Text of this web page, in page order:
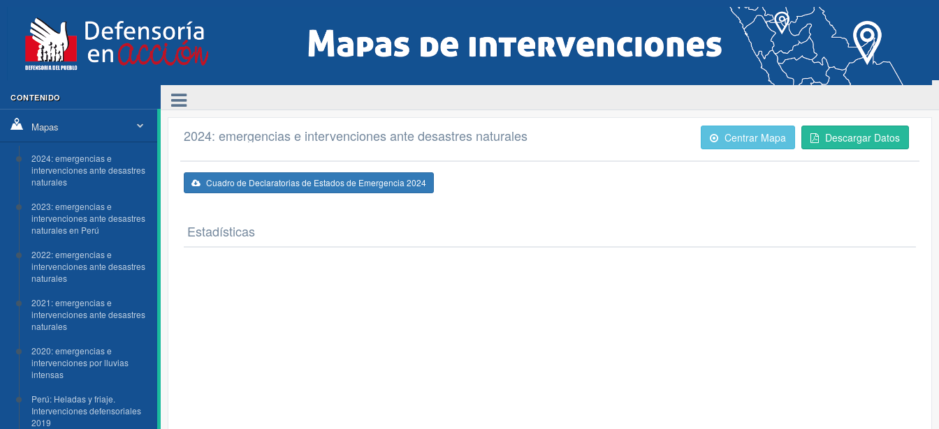
CONTENIDO
Mapas
2024: emergencias e
intervenciones ante desastres
naturales
2023: emergencias e
intervenciones ante desastres
naturales en Perú
2022: emergencias e
intervenciones ante desastres
naturales
2021: emergencias e
intervenciones ante desastres
naturales
2020: emergencias e
intervenciones por lluvias
intensas
Perú: Heladas y friaje.
Intervenciones defensoriales
2019
2024: emergencias e intervenciones ante desastres naturales Centrar Mapa Descargar Datos
Cuadro de Declaratorias de Estados de Emergencia 2024
Estadísticas